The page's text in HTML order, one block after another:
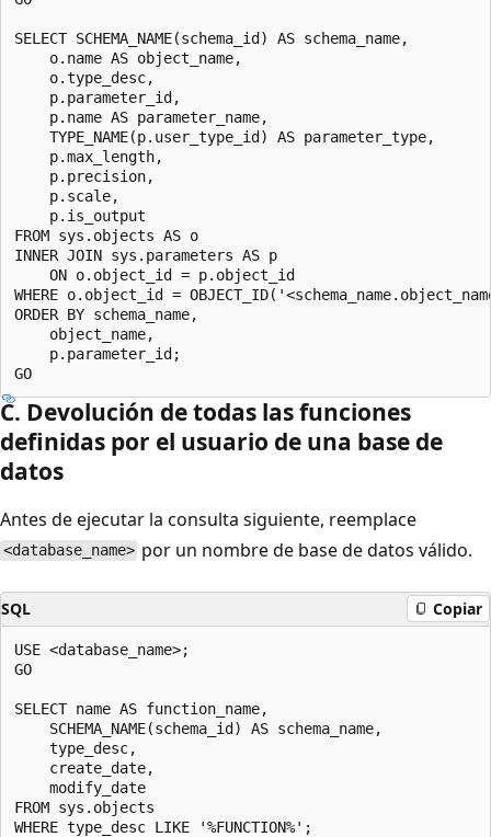
SELECT SCHEMA_NAME(schema_id) AS schema_name,
    o.name AS object_name,
    o.type_desc,
    p.parameter_id,
    p.name AS parameter_name,
    TYPE_NAME(p.user_type_id) AS parameter_type,
    p.max_length,
    p.precision,
    p.scale,
    p.is_output
FROM sys.objects AS o
INNER JOIN sys.parameters AS p
    ON o.object_id = p.object_id
WHERE o.object_id =
ORDER BY schema_name,
    object_name,
    p.parameter_id;
C. Devolución de todas las funciones
definidas por el usuario de una base de
datos
Antes de ejecutar la consulta siguiente, reemplace
<database_name> por un nombre de base de datos válido.
SQL Copiar
USE <database_name>;
GO
SELECT name AS function_name,
    SCHEMA_NAME(schema_id) AS schema_name,
    type_desc,
    create_date,
    modify_date
FROM sys.objects
WHERE type_desc LIKE '%FUNCTION%';